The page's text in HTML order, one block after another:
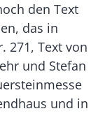
den Text
das in
271, Text von
und Stefan
und in